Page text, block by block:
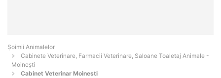
Şoimii Animalelor
Cabinete Veterinare, Farmacii Veterinare, Saloane Toaletaj Animale -
Moineşti
Cabinet Veterinar Moinesti